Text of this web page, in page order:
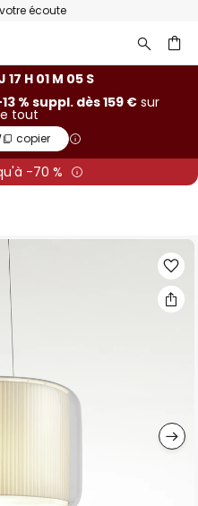
écoute
17 H 01 M 04 S
% suppl. dès 159 €sur
tout
copier
-70 %